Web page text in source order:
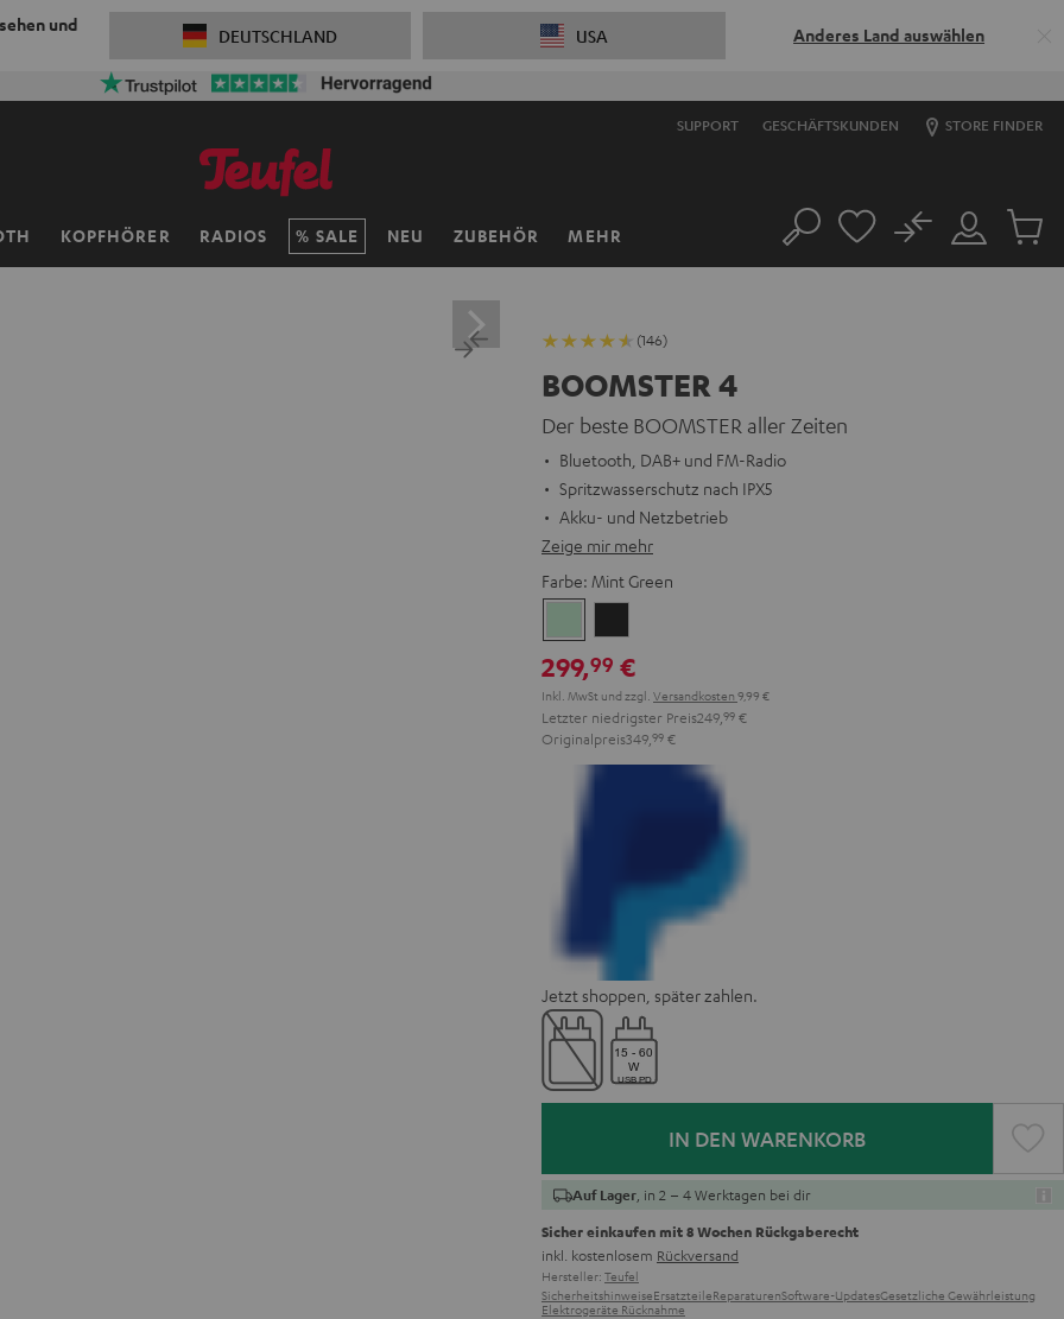
und
DEUTSCHLAND USA Anderes Land auswählen
SUPPORT GESCHÄFTSKUNDEN STORE FINDER
KOPFHÖRER RADIOS SALE NEU ZUBEHÖR MEHR Suche
Mein
Konto
No
Artikel
(146)
BOOMSTER 4
Der beste BOOMSTER aller Zeiten
Bluetooth, DAB+ und FM-Radio
Spritzwasserschutz nach IPX5
Akku- und Netzbetrieb
Zeige mir mehr
Farbe: Mint Green
Green
299,99 €
Inkl. MwSt und zzgl. Versandkosten 9,99 €
Letzter niedrigster Preis249, 99 €
Originalpreis349, 99 €
Jetzt shoppen, später zahlen.
IN DEN WARENKORB
Auf Lager , in 2 – 4 Werktagen bei dir
Sicher einkaufen mit 8 Wochen Rückgaberecht
inkl. kostenlosem Rückversand
Hersteller: Teufel
SicherheitshinweiseErsatzteileReparaturenSoftware-UpdatesGesetzliche Gewährleistung
Elektrogeräte Rücknahme